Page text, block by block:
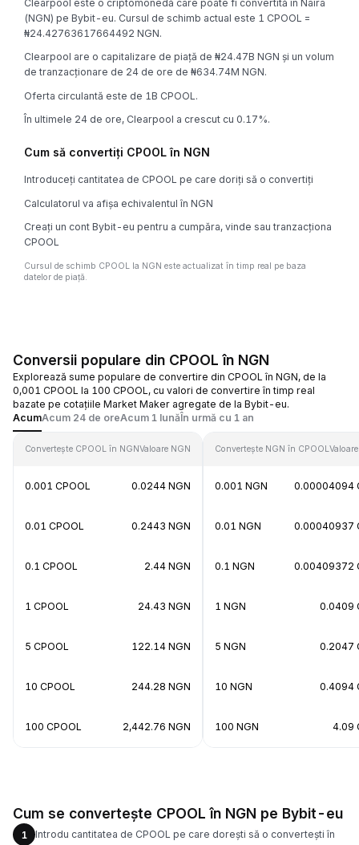
Clearpool este o criptomonedă care poate fi convertită în Naira
(NGN) pe Bybit-eu. Cursul de schimb actual este 1 CPOOL =
₦24.42763617664492 NGN.
Clearpool are o capitalizare de piață de ₦24.47B NGN și un volum
de tranzacționare de 24 de ore de ₦634.74M NGN.
Oferta circulantă este de 1B CPOOL.
În ultimele 24 de ore, Clearpool a crescut cu 0.17%.
Cum să convertiți CPOOL în NGN
Introduceți cantitatea de CPOOL pe care doriți să o convertiți
Calculatorul va afișa echivalentul în NGN
Creați un cont Bybit-eu pentru a cumpăra, vinde sau tranzacționa
CPOOL
Cursul de schimb CPOOL la NGN este actualizat în timp real pe baza
datelor de piață.
Conversii populare din CPOOL în NGN
Explorează sume populare de convertire din CPOOL în NGN, de la
0,001 CPOOL la 100 CPOOL, cu valori de convertire în timp real
bazate pe cotațiile Market Maker agregate de la Bybit-eu.
AcumAcum 24 de oreAcum 1 lunăÎn urmă cu 1 an
Convertește CPOOL în NGNValoare NGN
0.001 CPOOL 0.0244 NGN
0.01 CPOOL 0.2443 NGN
0.1 CPOOL 2.44 NGN
1 CPOOL 24.43 NGN
5 CPOOL 122.14 NGN
10 CPOOL 244.28 NGN
100 CPOOL 2,442.76 NGN
Convertește NGN în CPOOL
0.001 NGN 0.00004094
0.01 NGN 0.00040937
0.1 NGN 0.00409372
1 NGN 0.0409
5 NGN 0.2047
10 NGN 0.4094
100 NGN 4.09
Cum se convertește CPOOL în NGN pe Bybit-eu
1
Introdu cantitatea de CPOOL pe care dorești să o convertești în